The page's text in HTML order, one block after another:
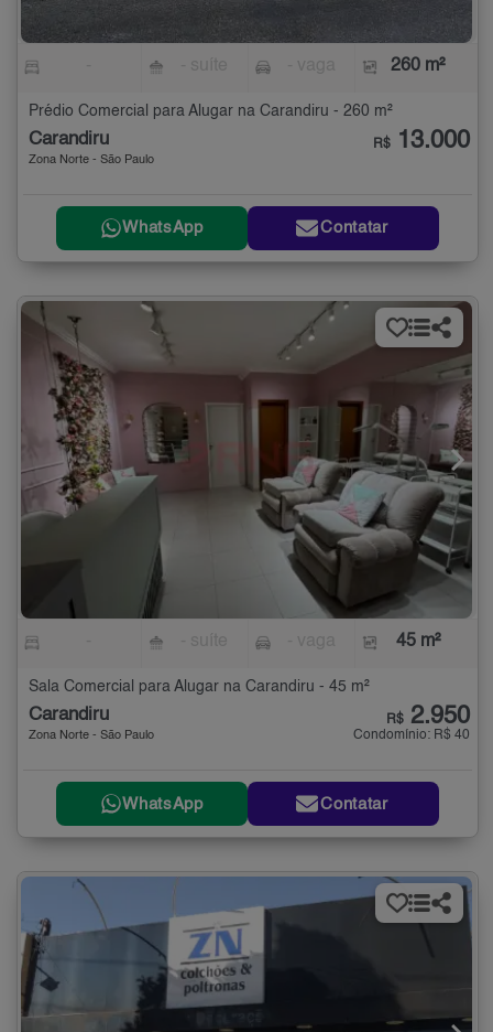
260 m²
Prédio Comercial para Alugar na Carandiru - 260 m²
Carandiru
Zona Norte - São Paulo
R$ 13.000
WhatsApp Contatar
45 m²
Sala Comercial para Alugar na Carandiru - 45 m²
Carandiru
Zona Norte - São Paulo
R$ 2.950
Condomínio: R$ 40
WhatsApp Contatar